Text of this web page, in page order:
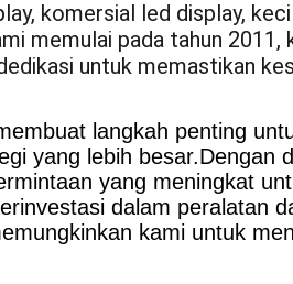
dengan pelatihan
sebelum
untuk memastikan
bahwa setiap produk